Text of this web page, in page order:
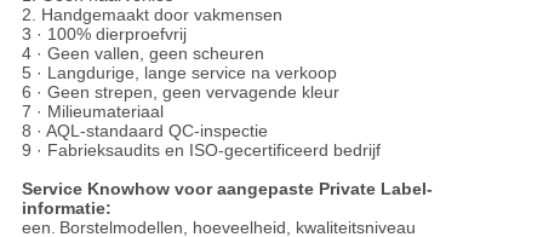
2. Handgemaakt door vakmensen
3 · 100% dierproefvrij
4 · Geen vallen, geen scheuren
5 · Langdurige, lange service na verkoop
6 · Geen strepen, geen vervagende kleur
7 · Milieumateriaal
8 · AQL-standaard QC-inspectie
9 · Fabrieksaudits en ISO-gecertificeerd bedrijf
Service Knowhow voor aangepaste Private Label-
informatie:
een. Borstelmodellen, hoeveelheid, kwaliteitsniveau